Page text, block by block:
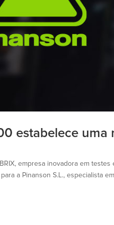
estabelece
empresa inovadora em
a Pinanson S.L., especialista